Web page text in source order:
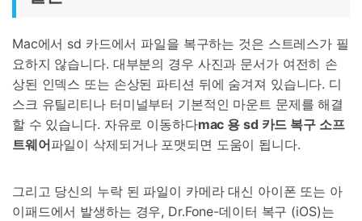
Mac에서 sd 카드에서 파일을 복구하는 것은 스트레스가 필
요하지 않습니다. 대부분의 경우 사진과 문서가 여전히 손
상된 인덱스 또는 손상된 파티션 뒤에 숨겨져 있습니다. 디
스크 유틸리티나 터미널부터 기본적인 마운트 문제를 해결
할 수 있습니다. 자유로 이동하다mac 용 sd 카드 복구 소프
트웨어파일이 삭제되거나 포맷되면 도움이 됩니다.
그리고 당신의 누락 된 파일이 카메라 대신 아이폰 또는 아
이패드에서 발생하는 경우, Dr.Fone-데이터 복구 (iOS)는